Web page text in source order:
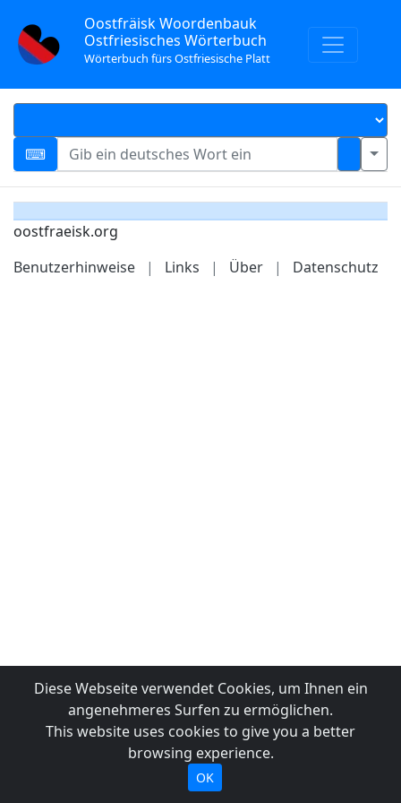
Oostfräisk Woordenbauk
Ostfriesisches Wörterbuch
Wörterbuch fürs Ostfriesische Platt
oostfraeisk.org
Benutzerhinweise
| Links | Über | Datenschutz
Diese Webseite verwendet Cookies, um Ihnen ein
angenehmeres Surfen zu ermöglichen.
This website uses cookies to give you a better
browsing experience.
OK